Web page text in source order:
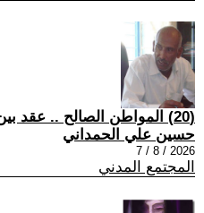
(20) المواطن الصالح .. عقد بين الدولة والإنسان
حسين علي الحمداني
2026 / 8 / 7
المجتمع المدني